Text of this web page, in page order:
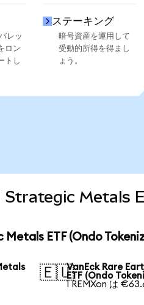
レッ
ロン
トし
ステーキング
暗号資産を運用して
受動的所得を得まし
ょう。
Metals
ETF (Ondo
🇪🇺VanEck Rare
ETF (Ondo
1 REMXon は